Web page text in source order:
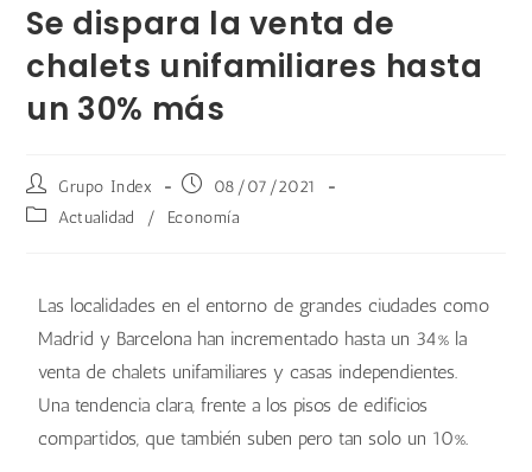
Se dispara la venta de
chalets unifamiliares hasta
un 30% más
Grupo Index
08/07/2021
Actualidad
/ Economía
Las localidades en el entorno de grandes ciudades como
Madrid y Barcelona han incrementado hasta un 34% la
venta de chalets unifamiliares y casas independientes.
Una tendencia clara, frente a los pisos de edificios
compartidos, que también suben pero tan solo un 10%.